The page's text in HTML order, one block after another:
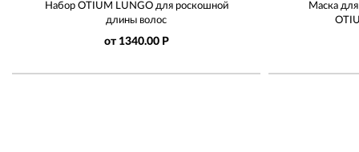
Набор OTIUM LUNGO для роскошной
длины волос
от 1340.00 Р
Маска